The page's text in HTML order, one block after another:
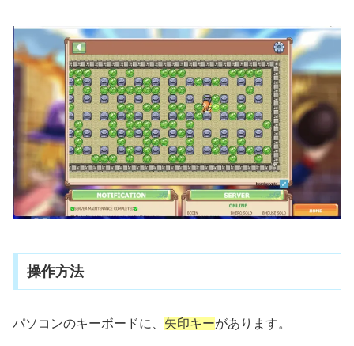
操作方法
パソコンのキーボードに、 矢印キーがあります。